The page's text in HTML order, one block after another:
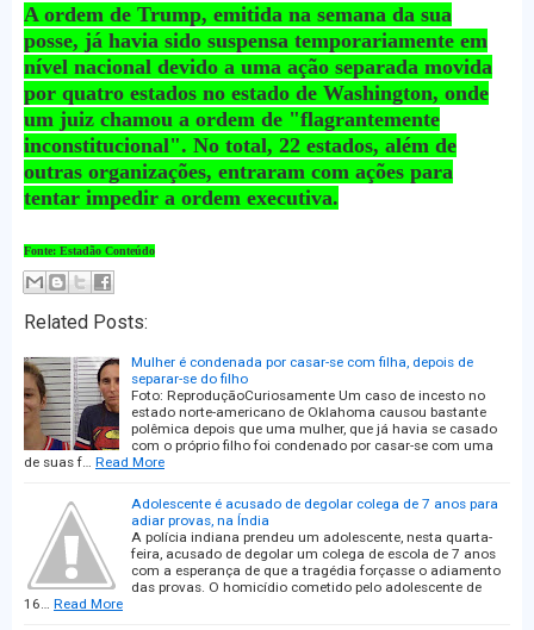
A ordem de Trump, emitida na semana da sua
posse, já havia sido suspensa temporariamente em
nível nacional devido a uma ação separada movida
por quatro estados no estado de Washington, onde
um juiz chamou a ordem de "flagrantemente
inconstitucional". No total, 22 estados, além de
outras organizações, entraram com ações para
tentar impedir a ordem executiva.
Fonte: Estadão Conteúdo
Related Posts:
Mulher é condenada por casar-se com filha, depois de
separar-se do filho
Foto: ReproduçãoCuriosamente Um caso de incesto no
estado norte-americano de Oklahoma causou bastante
polêmica depois que uma mulher, que já havia se casado
com o próprio filho foi condenado por casar-se com uma
de suas f… Read More
Adolescente é acusado de degolar colega de 7 anos para
adiar provas, na Índia
A polícia indiana prendeu um adolescente, nesta quarta-
feira, acusado de degolar um colega de escola de 7 anos
com a esperança de que a tragédia forçasse o adiamento
das provas. O homicídio cometido pelo adolescente de
16… Read More